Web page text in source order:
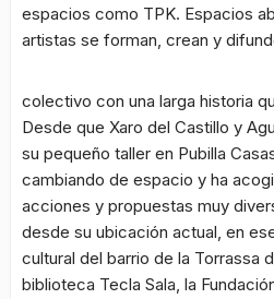
espacios como TPK. Espacios
artistas se forman, crean y
colectivo con una larga historia
Desde que Xaro del Castillo y
su pequeño taller en Pubilla
cambiando de espacio y ha
acciones y propuestas muy
desde su ubicación actual, en
cultural del barrio de la Torrassa
biblioteca Tecla Sala, la